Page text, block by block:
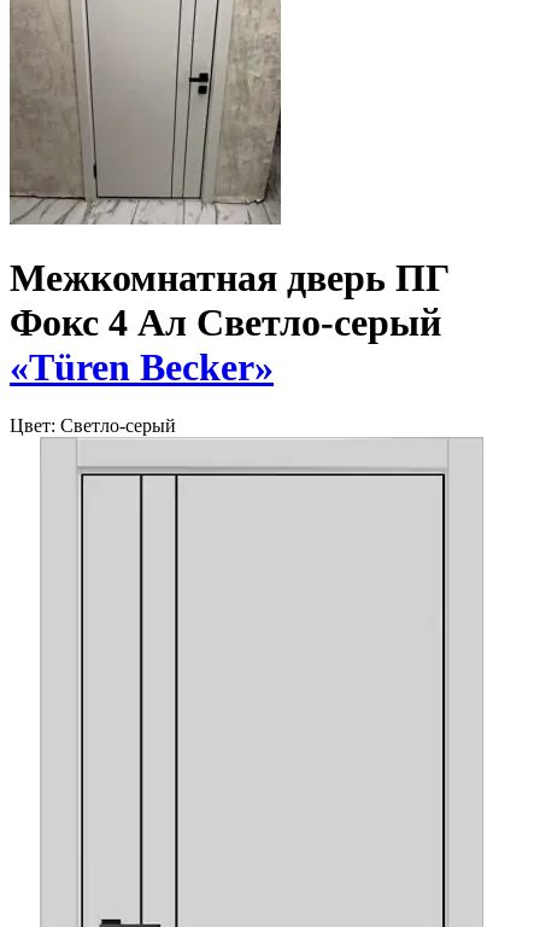
Межкомнатная дверь ПГ
Фокс 4 Ал Светло-серый
«Türen Becker»
Цвет: Светло-серый